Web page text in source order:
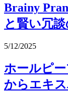
Brainy
と賢い冗
5/12/2025
ホールピ
からエキ